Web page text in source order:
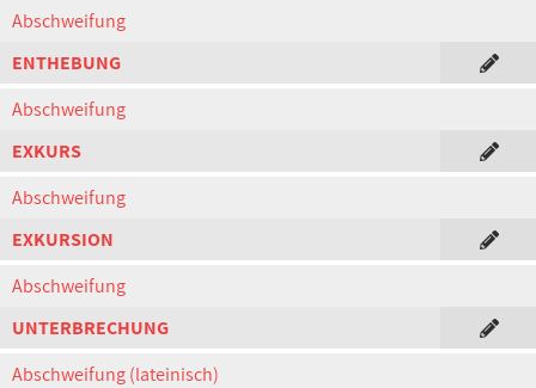
Abschweifung
ENTHEBUNG
Abschweifung
EXKURS
Abschweifung
EXKURSION
Abschweifung
UNTERBRECHUNG
Abschweifung (lateinisch)